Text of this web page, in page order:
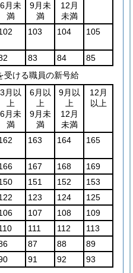
6月未
満
9月未
満
12月
未満
103 104 105
83 84
85
ける職員の新号給
3月以
上
6月未
満
6月以
上
9月未
満
9月以
上
12月
未満
12月
以上
163 164 165
167 168
169
151 152
153
123 124
125
107 108
109
111 112
113
87 88
89
91 92 93